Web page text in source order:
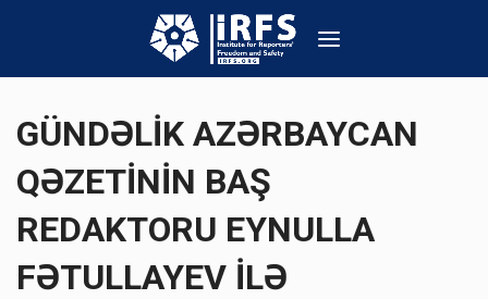
GÜNDƏLİK AZƏRBAYCAN
QƏZETİNİN BAŞ
REDAKTORU EYNULLA
FƏTULLAYEV İLƏ